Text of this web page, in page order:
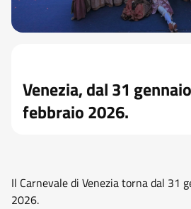
Venezia, dal 31
febbraio 2026.
Il Carnevale di Venezia torna dal 31
2026.